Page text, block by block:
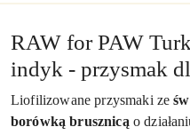
RAW for PAW
indyk - przysmak
Liofilizowane przysmaki ze
borówką brusznicą o